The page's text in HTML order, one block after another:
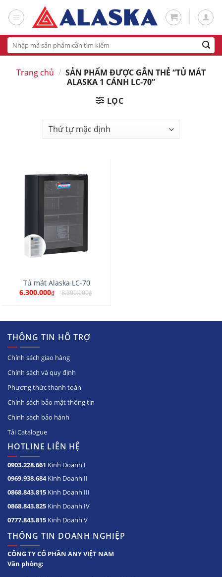
Tìm
kiếm:
Trang chủ / SẢN PHẨM ĐƯỢC GẮN THẺ “TỦ MÁT
ALASKA 1 CÁNH LC-70”
LỌC
Tủ mát Alaska LC-70
6.300.000₫ 8.300.000₫
THÔNG TIN HỖ TRỢ
Chính sách giao hàng
Chính sách và quy định
Phương thức thanh toán
Chính sách bảo mật thông tin
Chinh sách bảo hành
Tải Catalogue
HOTLINE LIÊN HỆ
0903.228.661 Kinh Doanh I
0969.938.684Kinh Doanh II
0868.843.815 Kinh Doanh III
0868.843.825 Kinh Doanh IV
0777.843.815 Kinh Doanh V
THÔNG TIN DOANH NGHIỆP
CÔNG TY CỔ PHẦN ANY VIỆT NAM
Văn phòng: